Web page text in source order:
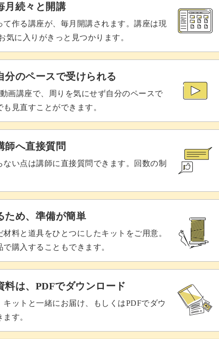
は、冬のインテリアに適しています。
、自宅のちょっとしたスペースに飾ってみませんか？
あらゆるテイストにマッチします。
、和室に置くこともおすすめですよ。
パークラフトの世界を楽しんでみませんか？
る
月続々と開講
作る講座が、毎月開講されます。講座は現
気に入りがきっと見つかります。
分のペースで受けられる
画講座で、周りを気にせず自分のペースで
見直すことができます。
師へ直接質問
ない点は講師に直接質問できます。回数の制
ため、準備が簡単
料と道具をひとつにしたキットをご用意。
購入することもできます。
料は、PDFでダウンロード
ットと一緒にお届け、もしくはPDFでダウ
す。